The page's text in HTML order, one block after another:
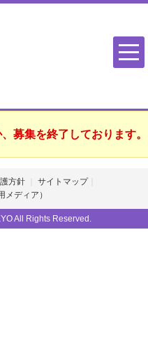
募集を終了しております。
方針
サイトマップ
メディア）
All Rights Reserved.